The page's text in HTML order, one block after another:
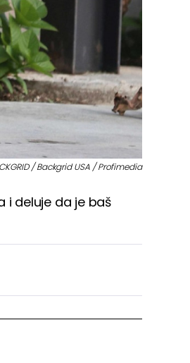
/ Backgrid USA / Profimedia
i deluje da je baš